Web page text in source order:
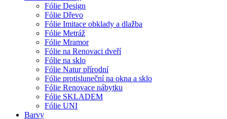
Fólie Design
Fólie Dřevo
Fólie Imitace obklady a dlažba
Fólie Metráž
Fólie Mramor
Fólie na Renovaci dveří
Fólie na sklo
Fólie Natur přírodní
Fólie protisluneční na okna a sklo
Fólie Renovace nábytku
Fólie SKLADEM
Fólie UNI
Barvy